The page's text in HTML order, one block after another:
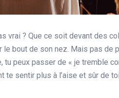
vrai ? Que ce soit devant des
bout de son nez. Mais pas de
peux passer de « je tremble
te sentir plus à l’aise et sûr de